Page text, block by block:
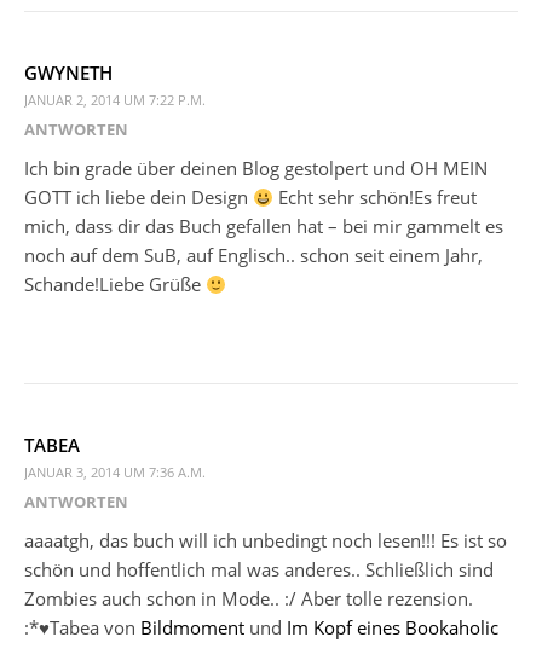
GWYNETH
JANUAR 2, 2014 UM 7:22 P.M.
ANTWORTEN
Ich bin grade über deinen Blog gestolpert und OH MEIN
GOTT ich liebe dein Design
Echt sehr schön!Es freut
mich, dass dir das Buch gefallen hat – bei mir gammelt es
noch auf dem SuB, auf Englisch.. schon seit einem Jahr,
Schande!Liebe Grüße
TABEA
JANUAR 3, 2014 UM 7:36 A.M.
ANTWORTEN
aaaatgh, das buch will ich unbedingt noch lesen!!! Es ist so
schön und hoffentlich mal was anderes.. Schließlich sind
Zombies auch schon in Mode.. :/ Aber tolle rezension.
:*♥Tabea von Bildmoment und Im Kopf eines Bookaholic